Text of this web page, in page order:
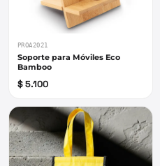
PROA2021
Soporte para Móviles Eco
Bamboo
$ 5.100